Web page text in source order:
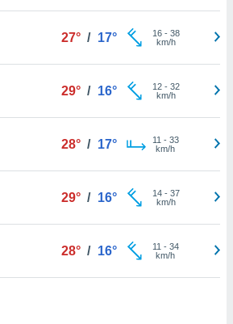
27° / 17° 16- 38
km/h
29° / 16° 12- 32
km/h
28° / 17° 11 - 33
km/h
29° / 16° 14- 37
km/h
28° / 16° 11 - 34
km/h